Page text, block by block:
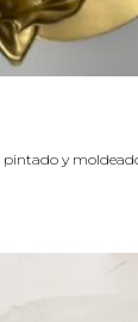
pintado y